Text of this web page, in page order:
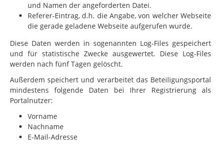
und Namen der angeforderten Datei.
Referer-Eintrag, d.h. die Angabe, von welcher Webseite
die gerade geladene Webseite aufgerufen wurde.
Diese Daten werden in sogenannten Log-Files gespeichert
und für statistische Zwecke ausgewertet. Diese Log-Files
werden nach fünf Tagen gelöscht.
Außerdem speichert und verarbeitet das Beteiligungsportal
mindestens folgende Daten bei Ihrer Registrierung als
Portalnutzer:
Vorname
Nachname
E-Mail-Adresse